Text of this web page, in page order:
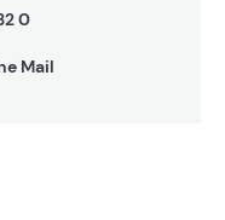
0
Mail